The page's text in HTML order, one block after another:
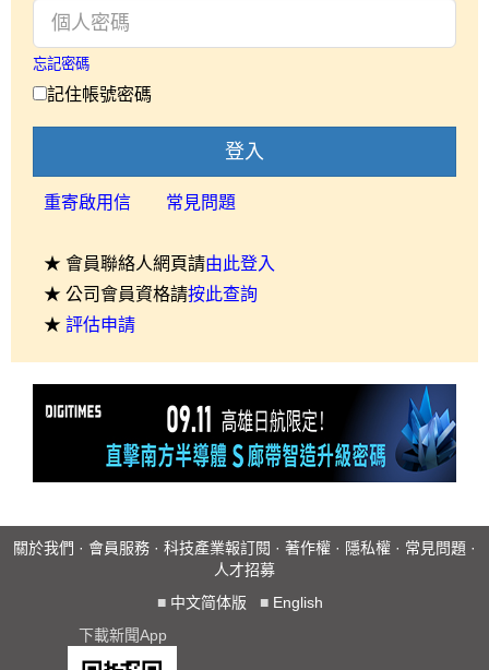
忘記密碼
記住帳號密碼
登入
重寄啟用信 常見問題
★ 會員聯絡人網頁請由此登入
★ 公司會員資格請按此查詢
★ 評估申請
關於我們 · 會員服務 · 科技產業報訂閱 · 著作權 · 隱私權 · 常見問題 ·
人才招募
■ 中文简体版 ■ English
下載新聞App